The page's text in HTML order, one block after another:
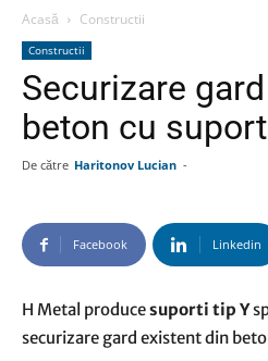
Acasă Constructii
Constructii
Securizare
beton cu
De către Haritonov Lucian -
Facebook Linkedin
H Metal producesuporti tip Y
securizare gard existent din